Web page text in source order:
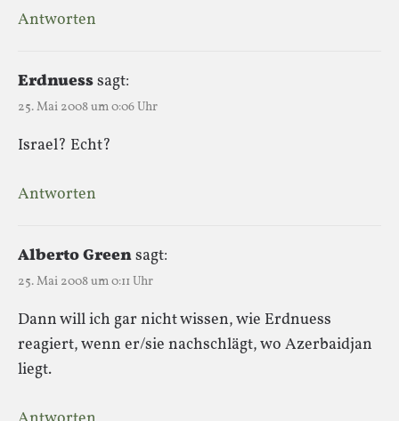
Antworten
Erdnuesssagt:
25. Mai 2008 um 0:06 Uhr
Israel? Echt?
Antworten
Alberto Greensagt:
25. Mai 2008 um 0:11 Uhr
Dann will ich gar nicht wissen, wie Erdnuess
reagiert, wenn er/sie nachschlägt, wo Azerbaidjan
liegt.